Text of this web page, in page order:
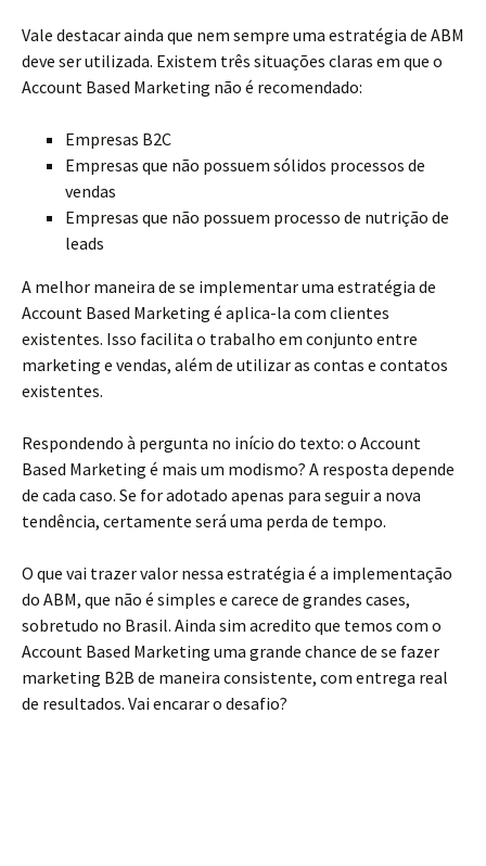
Vale destacar ainda que nem sempre uma estratégia de ABM
deve ser utilizada. Existem três situações claras em que o
Account Based Marketing não é recomendado:
Empresas B2C
Empresas que não possuem sólidos processos de
vendas
Empresas que não possuem processo de nutrição de
leads
A melhor maneira de se implementar uma estratégia de
Account Based Marketing é aplica-la com clientes
existentes. Isso facilita o trabalho em conjunto entre
marketing e vendas, além de utilizar as contas e contatos
existentes.
Respondendo à pergunta no início do texto: o Account
Based Marketing é mais um modismo? A resposta depende
de cada caso. Se for adotado apenas para seguir a nova
tendência, certamente será uma perda de tempo.
O que vai trazer valor nessa estratégia é a implementação
do ABM, que não é simples e carece de grandes cases,
sobretudo no Brasil. Ainda sim acredito que temos com o
Account Based Marketing uma grande chance de se fazer
marketing B2B de maneira consistente, com entrega real
de resultados. Vai encarar o desafio?